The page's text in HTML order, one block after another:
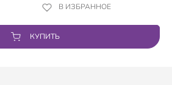
В ИЗБРАННОЕ
КУПИТЬ